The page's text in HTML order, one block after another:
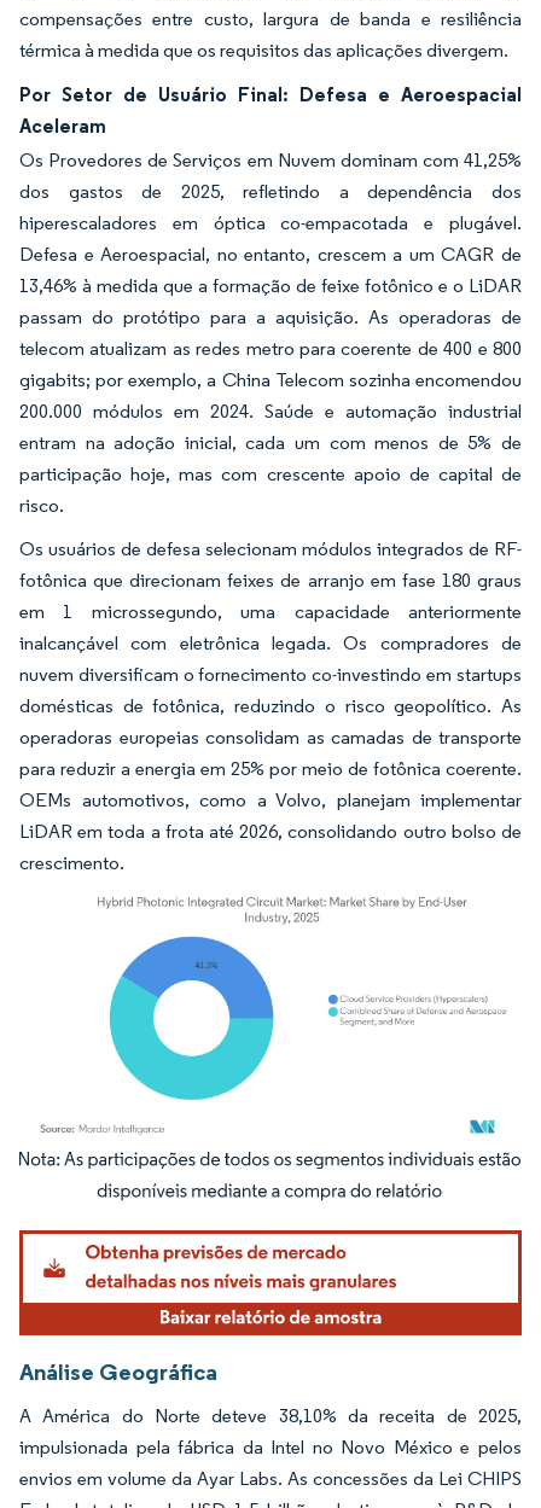
compensações entre custo, largura de banda e resiliência
térmica à medida que os requisitos das aplicações divergem.
Por Setor de Usuário Final: Defesa e Aeroespacial
Aceleram
Os Provedores de Serviços em Nuvem dominam com 41,25%
dos gastos de 2025, refletindo a dependência dos
hiperescaladores em óptica co-empacotada e plugável.
Defesa e Aeroespacial, no entanto, crescem a um CAGR de
13,46% à medida que a formação de feixe fotônico e o LiDAR
passam do protótipo para a aquisição. As operadoras de
telecom atualizam as redes metro para coerente de 400 e 800
gigabits; por exemplo, a China Telecom sozinha encomendou
200.000 módulos em 2024. Saúde e automação industrial
entram na adoção inicial, cada um com menos de 5% de
participação hoje, mas com crescente apoio de capital de
risco.
Os usuários de defesa selecionam módulos integrados de RF-
fotônica que direcionam feixes de arranjo em fase 180 graus
em 1 microssegundo, uma capacidade anteriormente
inalcançável com eletrônica legada. Os compradores de
nuvem diversificam o fornecimento co-investindo em startups
domésticas de fotônica, reduzindo o risco geopolítico. As
operadoras europeias consolidam as camadas de transporte
para reduzir a energia em 25% por meio de fotônica coerente.
OEMs automotivos, como a Volvo, planejam implementar
LiDAR em toda a frota até 2026, consolidando outro bolso de
crescimento.
Imagem © Mordor Intelligence. O reuso requer atribuição conforme CC BY 4.0.
Análise Geográfica
A América do Norte deteve 38,10% da receita de 2025,
impulsionada pela fábrica da Intel no Novo México e pelos
envios em volume da Ayar Labs. As concessões da Lei CHIPS